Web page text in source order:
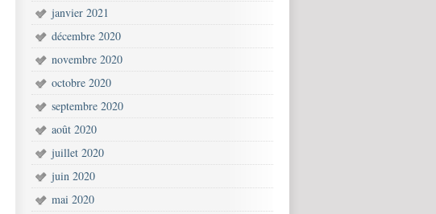
janvier 2021
décembre 2020
novembre 2020
octobre 2020
septembre 2020
août 2020
juillet 2020
juin 2020
mai 2020